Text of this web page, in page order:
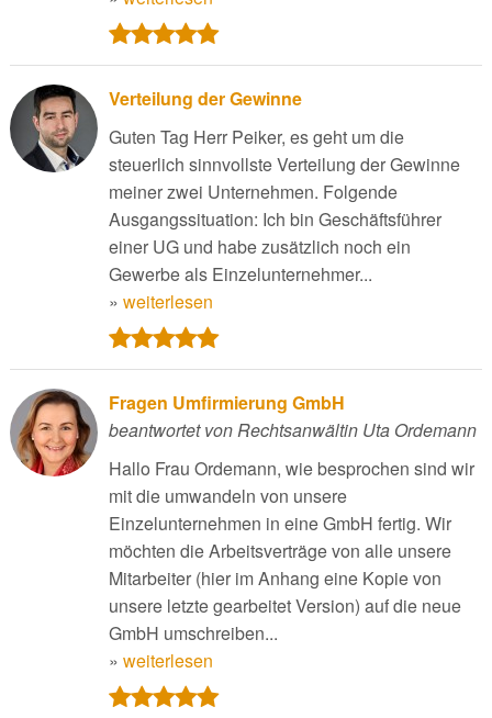
Verteilung der Gewinne
Guten Tag Herr Peiker, es geht um die
steuerlich sinnvollste Verteilung der Gewinne
meiner zwei Unternehmen. Folgende
Ausgangssituation: Ich bin Geschäftsführer
einer UG und habe zusätzlich noch ein
Gewerbe als Einzelunternehmer...
» weiterlesen
Fragen Umfirmierung GmbH
beantwortet von Rechtsanwältin Uta Ordemann
Hallo Frau Ordemann, wie besprochen sind wir
mit die umwandeln von unsere
Einzelunternehmen in eine GmbH fertig. Wir
möchten die Arbeitsverträge von alle unsere
Mitarbeiter (hier im Anhang eine Kopie von
unsere letzte gearbeitet Version) auf die neue
GmbH umschreiben...
» weiterlesen